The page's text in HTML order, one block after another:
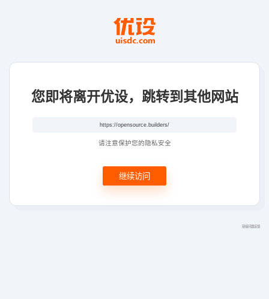
您即将离开优设，跳转到其他网站
请注意保护您的隐私安全
继续访问
链接问题反馈